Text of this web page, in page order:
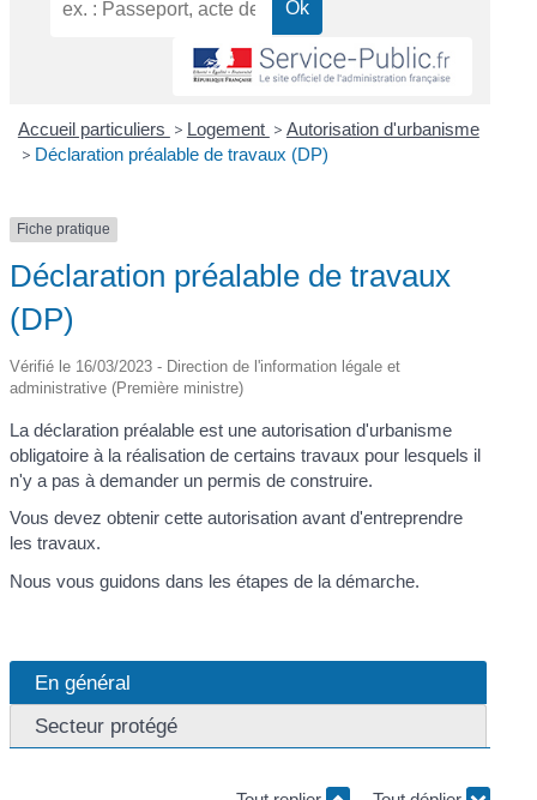
Accueil particuliers > Logement > Autorisation d'urbanisme
> Déclaration préalable de travaux (DP)
Fiche pratique
Déclaration préalable de travaux
(DP)
Vérifié le 16/03/2023 - Direction de l'information légale et
administrative (Première ministre)
La déclaration préalable est une autorisation d'urbanisme
obligatoire à la réalisation de certains travaux pour lesquels il
n'y a pas à demander un permis de construire.
Vous devez obtenir cette autorisation avant d'entreprendre
les travaux.
Nous vous guidons dans les étapes de la démarche.
En général
Secteur protégé